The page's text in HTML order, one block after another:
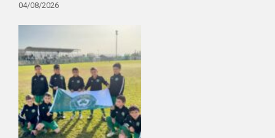
04/08/2026